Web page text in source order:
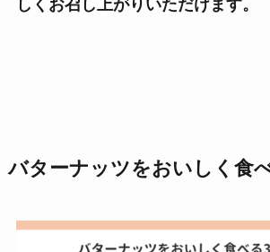
しくお召し上がりいただけます。
バターナッツをおいしく食